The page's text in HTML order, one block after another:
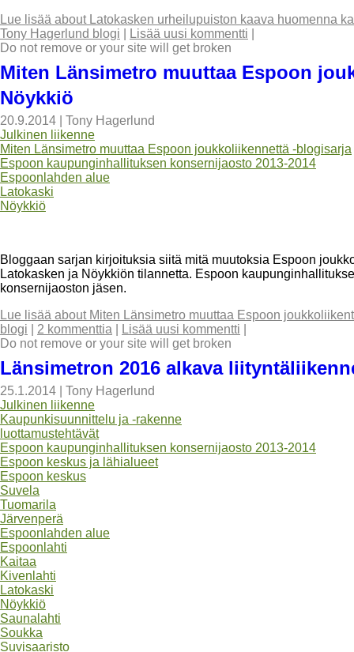
Lue lisää about Latokasken urheilupuiston kaava huomenna
Tony Hagerlund blogi
Lisää uusi kommentti
Do not remove or your site will get broken
Miten Länsimetro muuttaa Espoon
Nöykkiö
20.9.2014
Tony Hagerlund
Julkinen liikenne
Miten Länsimetro muuttaa Espoon joukkoliikennettä -blogisarja
Espoon kaupunginhallituksen konsernijaosto 2013-2014
Espoonlahden alue
Latokaski
Nöykkiö
Bloggaan sarjan kirjoituksia siitä mitä muutoksia Espoon
Latokasken ja Nöykkiön tilannetta. Espoon
konsernijaoston jäsen.
Lue lisää about Miten Länsimetro muuttaa Espoon
blogi
2 kommenttia Lisää uusi kommentti
Do not remove or your site will get broken
Länsimetron 2016 alkava
25.1.2014
Tony Hagerlund
Julkinen liikenne
Kaupunkisuunnittelu ja -rakenne
luottamustehtävät
Espoon kaupunginhallituksen konsernijaosto 2013-2014
Espoon keskus ja lähialueet
Espoon keskus
Suvela
Tuomarila
Järvenperä
Espoonlahden alue
Espoonlahti
Kaitaa
Kivenlahti
Latokaski
Nöykkiö
Saunalahti
Soukka
Suvisaaristo